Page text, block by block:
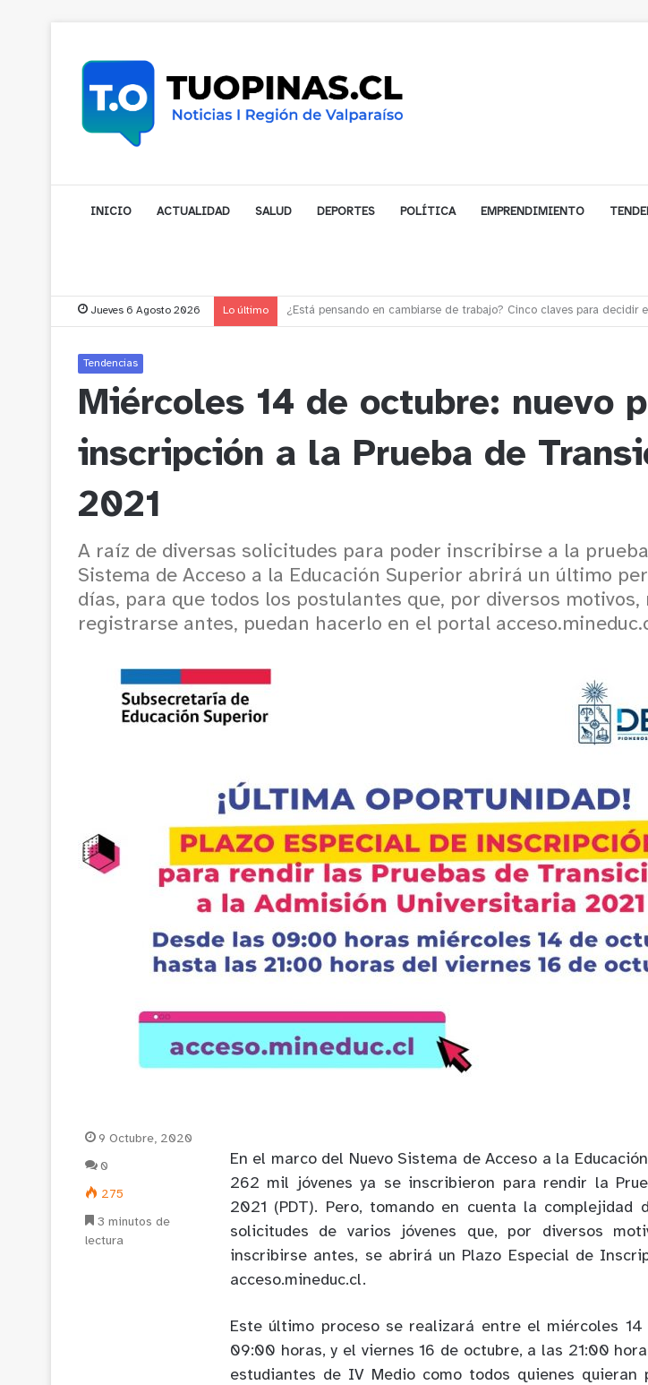
INICIO ACTUALIDAD SALUD DEPORTES POLÍTICA EMPRENDIMIENTO
Jueves 6 Agosto 2026 Lo último Gobernador compromete financiamiento para avanzar en la
Tendencias
Miércoles 14 de octubre: nuevo
inscripción a la Prueba de
2021
A raíz de diversas solicitudes para poder inscribirse a la
Sistema de Acceso a la Educación Superior abrirá un último
días, para que todos los postulantes que, por diversos motivos,
registrarse antes, puedan hacerlo en el portal
En el marco del Nuevo Sistema de Acceso a la
262 mil jóvenes ya se inscribieron para rendir la
2021 (PDT). Pero, tomando en cuenta la complejidad
solicitudes de varios jóvenes que, por diversos
inscribirse antes, se abrirá un Plazo Especial de
acceso.mineduc.cl.
Este último proceso se realizará entre el miércoles
09:00 horas, y el viernes 16 de octubre, a las 21:00
estudiantes de IV Medio como todos quienes
9 Octubre, 2020
0
275
3 minutos de
lectura